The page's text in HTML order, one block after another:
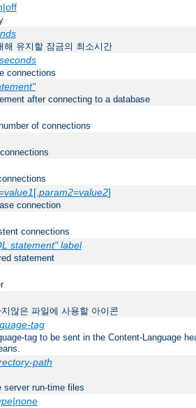
해 유지할 잠금의 최소시간
connections
after connecting to a database
of connections
value1[,param2=value2]
connection
connections
statement" label
statement
않은 파일에 사용할 아이콘
tag
tag to be sent in the Content-Language
path
server run-time files